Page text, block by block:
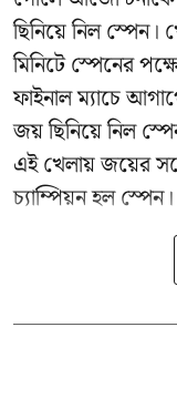
ছিনিয়ে নিল স্পেন।
মিনিটে স্পেনের
ফাইনাল ম্যাচে
জয় ছিনিয়ে নিল
এই খেলায় জয়ের
চ্যাম্পিয়ন হল